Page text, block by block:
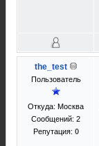
the_test
Пользователь
Откуда: Москва
Сообщений: 2
Репутация: 0